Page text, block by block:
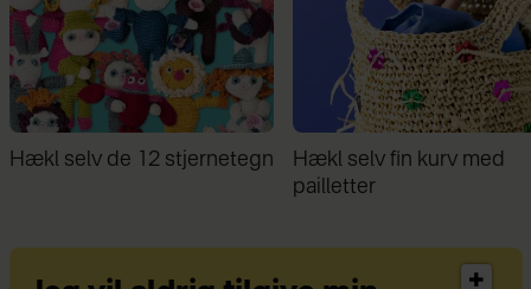
Hækl selv fin kurv med
Familie bor på 30 kvm:
giver stor frihed ikke at